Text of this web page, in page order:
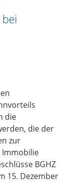
die
die der
zur
Immobilie
BGHZ
15. Dezember